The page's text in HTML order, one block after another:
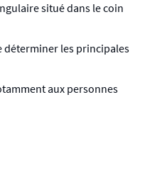
situé dans le coin
déterminer les principales
aux personnes